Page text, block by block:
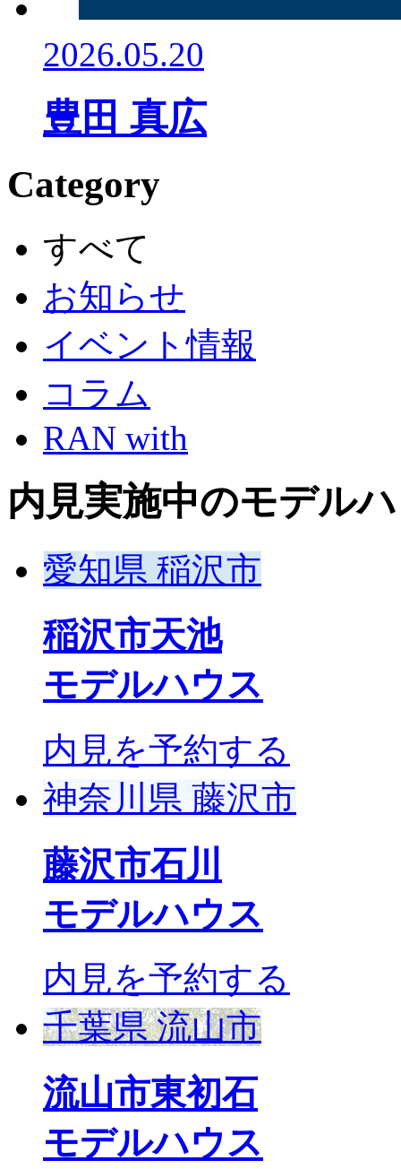
2026.05.20
豊田 真広
Category
すべて
お知らせ
イベント情報
コラム
RAN with
内見実施中のモデル
愛知県 稲沢市
稲沢市天池
モデルハウス
内見を予約する
神奈川県 藤沢市
藤沢市石川
モデルハウス
内見を予約する
千葉県 流山市
流山市東初石
モデルハウス